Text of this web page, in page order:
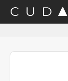
Saltar
a
Saltar
al
Saltar
a